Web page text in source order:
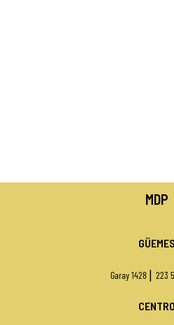
MDP
GÜEMES
Garay 1428 | 223
CENTRO